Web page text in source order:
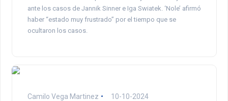
ante los casos de Jannik Sinner e Iga Swiatek. ‘Nole’ afirmó
haber “estado muy frustrado” por el tiempo que se
ocultaron los casos.
Camilo Vega Martinez 10-10-2024